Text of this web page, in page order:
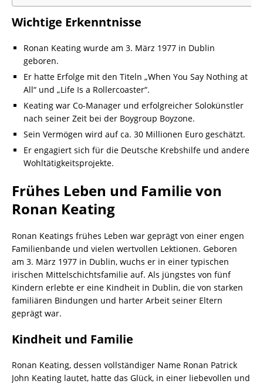
Wichtige Erkenntnisse
Ronan Keating wurde am 3. März 1977 in Dublin
geboren.
Er hatte Erfolge mit den Titeln „When You Say Nothing at
All“ und „Life Is a Rollercoaster“.
Keating war Co-Manager und erfolgreicher Solokünstler
nach seiner Zeit bei der Boygroup Boyzone.
Sein Vermögen wird auf ca. 30 Millionen Euro geschätzt.
Er engagiert sich für die Deutsche Krebshilfe und andere
Wohltätigkeitsprojekte.
Frühes Leben und Familie von
Ronan Keating
Ronan Keatings frühes Leben war geprägt von einer engen
Familienbande und vielen wertvollen Lektionen. Geboren
am 3. März 1977 in Dublin, wuchs er in einer typischen
irischen Mittelschichtsfamilie auf. Als jüngstes von fünf
Kindern erlebte er eine Kindheit in Dublin, die von starken
familiären Bindungen und harter Arbeit seiner Eltern
geprägt war.
Kindheit und Familie
Ronan Keating, dessen vollständiger Name Ronan Patrick
John Keating lautet, hatte das Glück, in einer liebevollen und